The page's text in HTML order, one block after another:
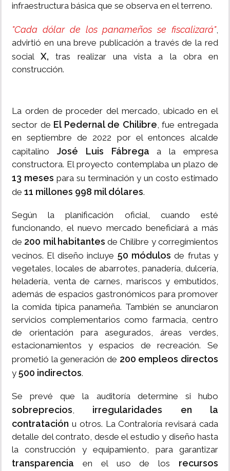
infraestructura básica que se observa en el terreno.
"Cada dólar de los panameños se fiscalizará",
advirtió en una breve publicación a través de la red
socialX, tras realizar una vista a la obra en
construcción.
La orden de proceder del mercado, ubicado en el
sector de El Pedernal de Chilibre, fue entregada
en septiembre de 2022 por el entonces alcalde
capitalino José Luis Fábrega a la empresa
constructora. El proyecto contemplaba un plazo de
13 meses para su terminación y un costo estimado
de 11 millones 998 mil dólares.
Según la planificación oficial, cuando esté
funcionando, el nuevo mercado beneficiará a más
de 200 mil habitantes de Chilibre y corregimientos
vecinos. El diseño incluye 50 módulos de frutas y
vegetales, locales de abarrotes, panadería, dulcería,
heladería, venta de carnes, mariscos y embutidos,
además de espacios gastronómicos para promover
la comida típica panameña. También se anunciaron
servicios complementarios como farmacia, centro
de orientación para asegurados, áreas verdes,
estacionamientos y espacios de recreación. Se
prometió la generación de 200 empleos directos
y 500 indirectos.
Se prevé que la auditoría determine si hubo
sobreprecios, irregularidades en la
contratación u otros. La Contraloría revisará cada
detalle del contrato, desde el estudio y diseño hasta
la construcción y equipamiento, para garantizar
transparencia en el uso de los recursos